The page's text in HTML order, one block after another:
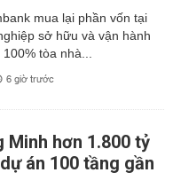
mua lại phần vốn tại
sở hữu và vận hành
tòa nhà...
6 giờ trước
Minh hơn 1.800 tỷ
án 100 tầng gần